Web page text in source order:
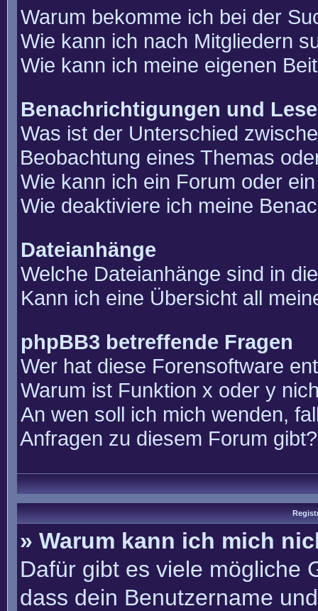
Warum bekomme ich bei der
Wie kann ich nach Mitgliedern
Wie kann ich meine eigenen
Benachrichtigungen und
Was ist der Unterschied
Beobachtung eines Themas
Wie kann ich ein Forum oder
Wie deaktiviere ich meine
Dateianhänge
Welche Dateianhänge sind in
Kann ich eine Übersicht all
phpBB3 betreffende Fragen
Wer hat diese Forensoftware
Warum ist Funktion x oder y
An wen soll ich mich wenden,
Anfragen zu diesem Forum gibt?
» Warum kann ich mich
Dafür gibt es viele mögliche
dass dein Benutzername